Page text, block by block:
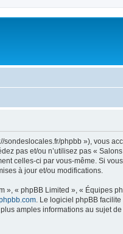
phpbb »), vous
pas et/ou n’utilisez pas «
celles-ci par vous-même. Si
à jour et/ou modifications.
« phpBB Limited », « Équipes
. Le logiciel phpBB
amples informations au sujet